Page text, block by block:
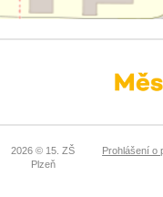
2026 © 15. ZŠ
Plzeň
Prohlášení o